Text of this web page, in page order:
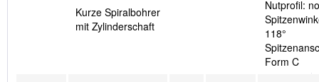
Kurze Spiralbohrer
mit Zylinderschaft
Nutprofil:
118°
Form C